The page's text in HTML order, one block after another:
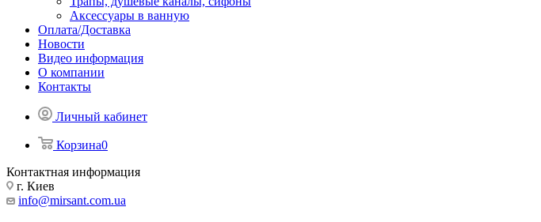
Аксессуары в ванную
Оплата/Доставка
Новости
Видео информация
О компании
Контакты
Личный кабинет
Корзина0
Контактная информация
г. Киев
info@mirsant.com.ua